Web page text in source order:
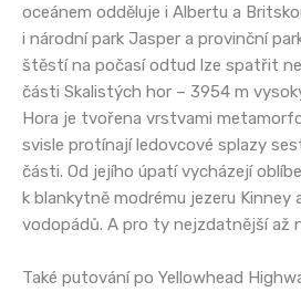
oceánem odděluje i Albertu a
i národní park Jasper a provinční
štěstí na počasí odtud lze spatřit
části Skalistých hor – 3954 m
Hora je tvořena vrstvami
svisle protínají ledovcové splazy
části. Od jejího úpatí vycházejí
k blankytně modrému jezeru Kinney
vodopádů. A pro ty nejzdatnější až
Také putování po Yellowhead